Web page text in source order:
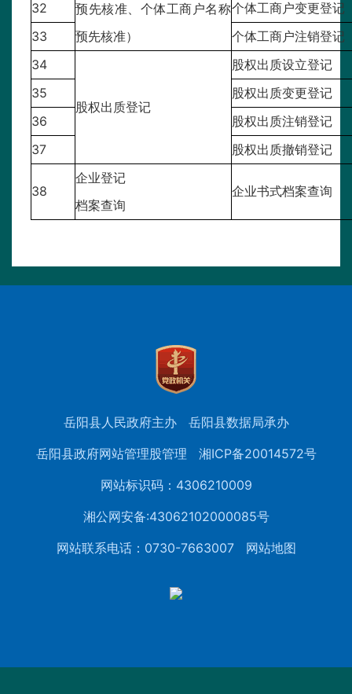
预先核准、个体工商户名称
预先核准）
32
个体工商户变更登记
33
个体工商户注销登记
34
股权出质登记
股权出质设立登记
35
股权出质变更登记
36
股权出质注销登记
37
股权出质撤销登记
38
企业登记
档案查询
企业书式档案查询
岳阳县人民政府主办
岳阳县数据局承办
岳阳县政府网站管理股管理
湘ICP备20014572号
网站标识码：4306210009
湘公网安备:43062102000085号
网站联系电话：0730-7663007
网站地图